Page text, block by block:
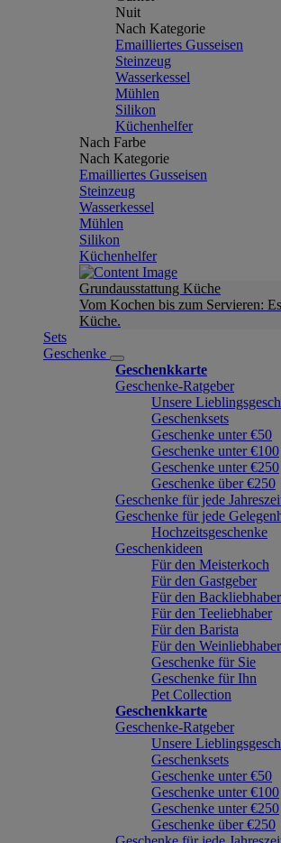
Nuit
Nach Kategorie
Emailliertes Gusseisen
Steinzeug
Wasserkessel
Mühlen
Silikon
Küchenhelfer
Nach Farbe
Nach Kategorie
Emailliertes Gusseisen
Steinzeug
Wasserkessel
Mühlen
Silikon
Küchenhelfer
Grundausstattung Küche
Vom Kochen bis zum Servieren:
Küche.
Sets
Geschenke
Geschenkkarte
Geschenke-Ratgeber
Unsere
Geschenksets
Geschenke unter €50
Geschenke unter €100
Geschenke unter €250
Geschenke über €250
Geschenke für jede
Geschenke für jede
Hochzeitsgeschenke
Geschenkideen
Für den Meisterkoch
Für den Gastgeber
Für den Backliebhaber
Für den Teeliebhaber
Für den Barista
Für den Weinliebhaber
Geschenke für Sie
Geschenke für Ihn
Pet Collection
Geschenkkarte
Geschenke-Ratgeber
Unsere
Geschenksets
Geschenke unter €50
Geschenke unter €100
Geschenke unter €250
Geschenke über €250